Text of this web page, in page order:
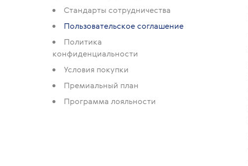
Стандарты сотрудничества
Пользовательское соглашение
Политика
конфиденциальности
Условия покупки
Премиальный план
Программа лояльности